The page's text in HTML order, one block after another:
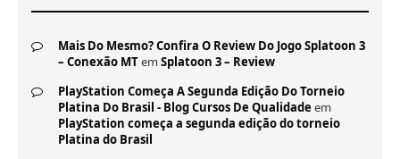
Mais Do Mesmo? Confira O Review Do Jogo Splatoon 3
– Conexão MTem Splatoon 3 – Review
PlayStation Começa A Segunda Edição Do Torneio
Platina Do Brasil - Blog Cursos De Qualidade em
PlayStation começa a segunda edição do torneio
Platina do Brasil